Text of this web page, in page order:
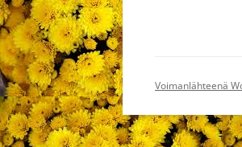
Voimanlähteenä